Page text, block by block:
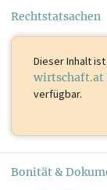
Rechtstatsachen
Dieser Inhalt ist
wirtschaft.at
verfügbar.
Bonität &